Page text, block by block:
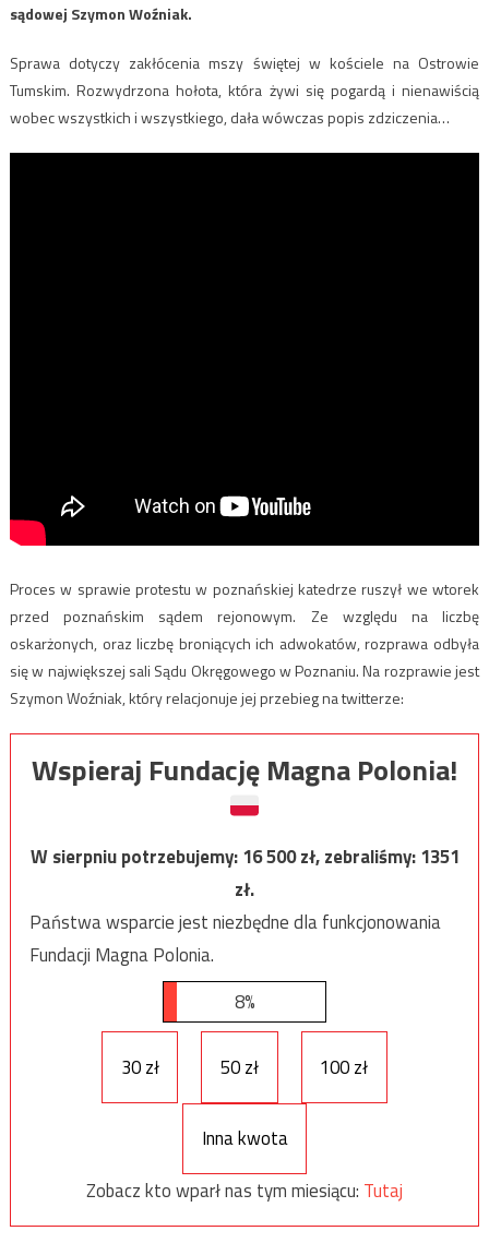
sądowej Szymon Woźniak.
Sprawa dotyczy zakłócenia mszy świętej w kościele na Ostrowie
Tumskim. Rozwydrzona hołota, która żywi się pogardą i nienawiścią
wobec wszystkich i wszystkiego, dała wówczas popis zdziczenia…
Proces w sprawie protestu w poznańskiej katedrze ruszył we wtorek
przed poznańskim sądem rejonowym. Ze względu na liczbę
oskarżonych, oraz liczbę broniących ich adwokatów, rozprawa odbyła
się w największej sali Sądu Okręgowego w Poznaniu. Na rozprawie jest
Szymon Woźniak, który relacjonuje jej przebieg na twitterze:
Wspieraj Fundację Magna Polonia!
W sierpniu potrzebujemy:16 500zł, zebraliśmy:1351
zł.
Państwa wsparcie jest niezbędne dla funkcjonowania
Fundacji Magna Polonia.
8%
30 zł 50 zł 100 zł
Inna kwota
Zobacz kto wparł nas tym miesiącu: Tutaj